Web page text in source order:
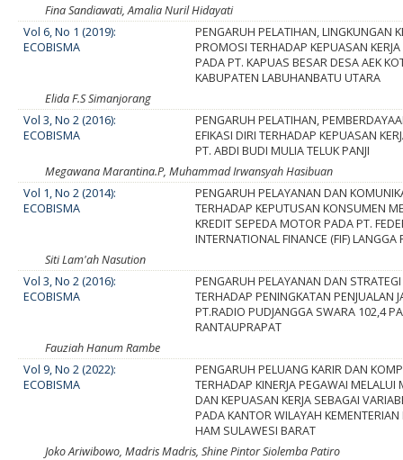
Fina Sandiawati, Amalia Nuril Hidayati
Vol 6, No 1 (2019):
ECOBISMA
PENGARUH PELATIHAN, LINGKUNGAN
PROMOSI TERHADAP KEPUASAN
PADA PT. KAPUAS BESAR DESA AEK
KABUPATEN LABUHANBATU UTARA
Elida F.S Simanjorang
Vol 3, No 2 (2016):
ECOBISMA
PENGARUH PELATIHAN,
EFIKASI DIRI TERHADAP KEPUASAN
PT. ABDI BUDI MULIA TELUK PANJI
Megawana Marantina.P, Muhammad Irwansyah Hasibuan
Vol 1, No 2 (2014):
ECOBISMA
PENGARUH PELAYANAN DAN
TERHADAP KEPUTUSAN KONSUMEN
KREDIT SEPEDA MOTOR PADA PT.
INTERNATIONAL FINANCE (FIF) LANGGA
Siti Lam'ah Nasution
Vol 3, No 2 (2016):
ECOBISMA
PENGARUH PELAYANAN DAN
TERHADAP PENINGKATAN PENJUALAN
PT.RADIO PUDJANGGA SWARA 102,4
RANTAUPRAPAT
Fauziah Hanum Rambe
Vol 9, No 2 (2022):
ECOBISMA
PENGARUH PELUANG KARIR DAN
TERHADAP KINERJA PEGAWAI MELALUI
DAN KEPUASAN KERJA SEBAGAI
PADA KANTOR WILAYAH
HAM SULAWESI BARAT
Joko Ariwibowo, Madris Madris, Shine Pintor Siolemba Patiro